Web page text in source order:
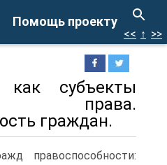
Помощь проекту
<< ↑ >>
субъекты
права.
граждан.
правоспособности: